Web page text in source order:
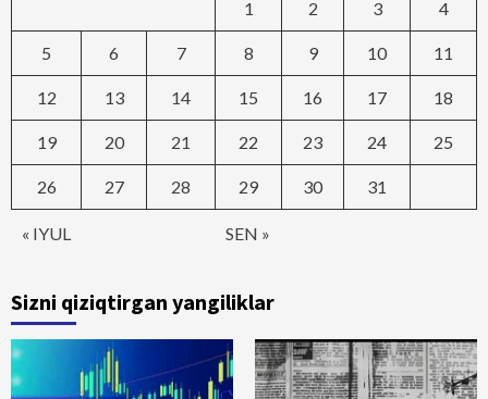
« IYUL SEN »
1 2 3 4
5 6 7 8 9 10 11
12 13 14 15 16 17 18
19 20 21 22 23 24 25
26 27 28 29 30 31
Sizni qiziqtirgan yangiliklar